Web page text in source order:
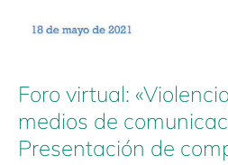
Foro virtual:
medios de
Presentación de